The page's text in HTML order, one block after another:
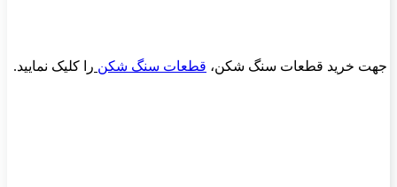
جهت خرید قطعات سنگ شکن، قطعات سنگ شکن را کلیک نمایید